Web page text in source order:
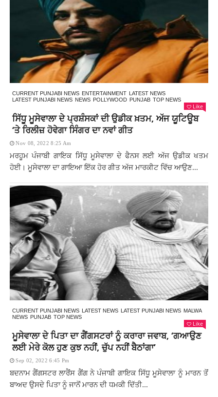
CURRENT PUNJABI NEWS ENTERTAINMENT LATEST NEWS
LATEST PUNJABI NEWS NEWS POLLYWOOD PUNJAB TOP NEWS
Like
ਸਿੱਧੂ ਮੂਸੇਵਾਲਾ ਦੇ ਪ੍ਰਸ਼ੰਸਕਾਂ ਦੀ ਉਡੀਕ ਖ਼ਤਮ, ਅੱਜ ਯੂਟਿਊਬ
‘ਤੇ ਰਿਲੀਜ਼ ਹੋਵੇਗਾ ਸਿੰਗਰ ਦਾ ਨਵਾਂ ਗੀਤ
Nov 08, 2022 8:25 Am
ਮਰਹੂਮ ਪੰਜਾਬੀ ਗਾਇਕ ਸਿੱਧੂ ਮੂਸੇਵਾਲਾ ਦੇ ਫੈਨਸ ਲਈ ਅੱਜ ਉਡੀਕ ਖਤਮ
ਹੋਈ। ਮੂਸੇਵਾਲਾ ਦਾ ਗਾਇਆ ਇੱਕ ਹੋਰ ਗੀਤ ਅੱਜ ਮਾਰਕੀਟ ਵਿੱਚ ਆਉਣ...
CURRENT PUNJABI NEWS LATEST NEWS LATEST PUNJABI NEWS MALWA
NEWS PUNJAB TOP NEWS
Like
ਮੂਸੇਵਾਲਾ ਦੇ ਪਿਤਾ ਦਾ ਗੈਂਗਸਟਰਾਂ ਨੂੰ ਕਰਾਰਾ ਜਵਾਬ, ‘ਗਆਉਣ
ਲਈ ਮੇਰੇ ਕੋਲ ਹੁਣ ਕੁਝ ਨਹੀਂ, ਚੁੱਪ ਨਹੀਂ ਬੈਠਾਂਗਾ’
Sep 02, 2022 6:45 Pm
ਬਦਨਾਮ ਗੈਂਗਸਟਰ ਲਾਰੈਂਸ ਗੈਂਗ ਨੇ ਪੰਜਾਬੀ ਗਾਇਕ ਸਿੱਧੂ ਮੂਸੇਵਾਲਾ ਨੂੰ ਮਾਰਨ ਤੋਂ
ਬਾਅਦ ਉਸਦੇ ਪਿਤਾ ਨੂੰ ਜਾਨੋਂ ਮਾਰਨ ਦੀ ਧਮਕੀ ਦਿੱਤੀ...